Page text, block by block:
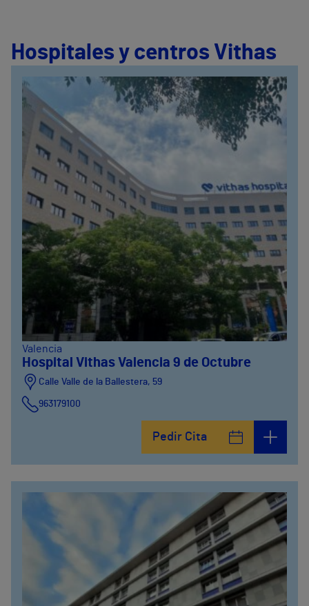
Hospitales y centros Vithas
Valencia
Hospital Vithas Valencia 9 de Octubre
Calle Valle de la Ballestera, 59
963179100
Pedir Cita